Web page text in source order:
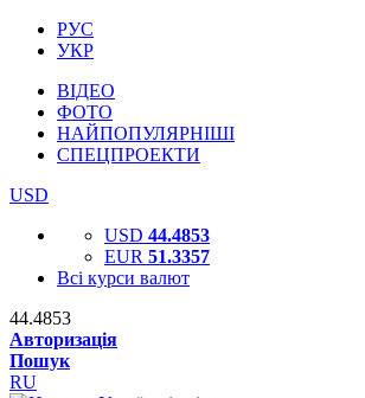
РУС
УКР
ВІДЕО
ФОТО
НАЙПОПУЛЯРНІШІ
СПЕЦПРОЕКТИ
USD
USD 44.4853
EUR 51.3357
Всі курси валют
44.4853
Авторизація
Пошук
RU